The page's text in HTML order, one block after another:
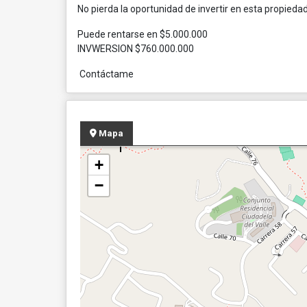
No pierda la oportunidad de invertir en esta
Puede rentarse en $5.000.000
INVWERSION $760.000.000
Contáctame
Mapa
+
−